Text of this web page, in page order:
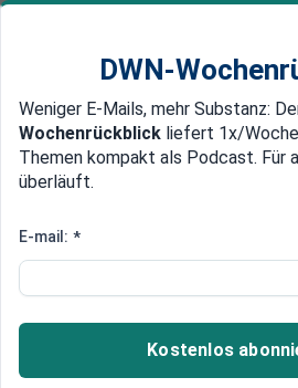
Newsticker MEIN DWN:
Edelmetalle DWN-Magazin
Polen liefert
Als erstes Land liefert Polen
die Ukraine. Bundeskanzler
„kontinuierliche“
DWN-
Weniger E-Mails, mehr Substanz:
Wochenrückblick liefert 1x/
Themen kompakt als Podcast. Für
überläuft.
E-mail: *
Kostenlos